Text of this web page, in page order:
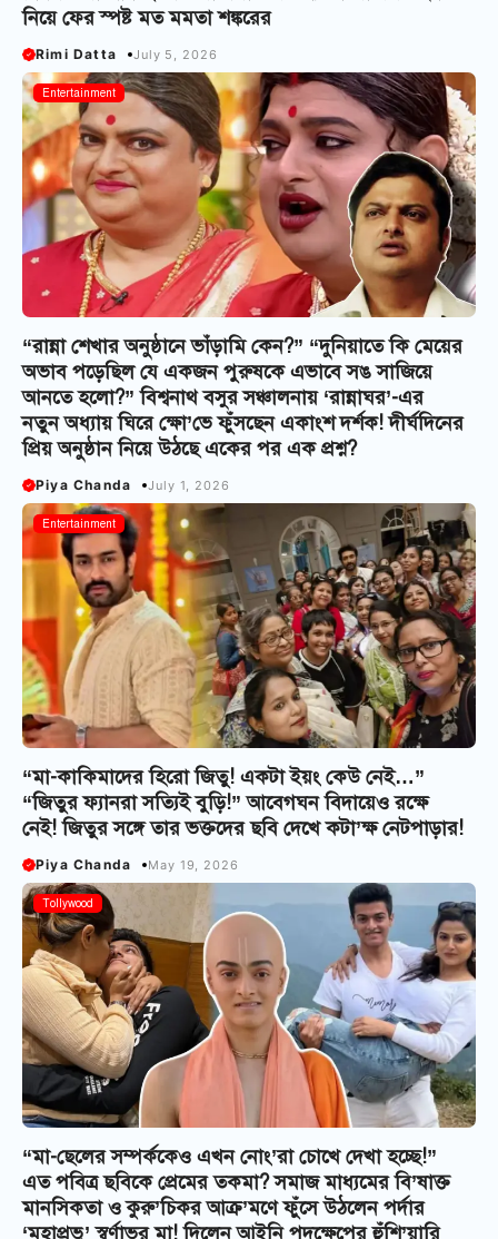
নিয়ে ফের স্পষ্ট মত মমতা শঙ্করের
Rimi Datta July 5, 2026
Entertainment
“রান্না শেখার অনুষ্ঠানে ভাঁড়ামি কেন?” “দুনিয়াতে কি মেয়ের
অভাব পড়েছিল যে একজন পুরুষকে এভাবে সঙ সাজিয়ে
আনতে হলো?” বিশ্বনাথ বসুর সঞ্চালনায় ‘রান্নাঘর’-এর
নতুন অধ্যায় ঘিরে ক্ষো’ভে ফুঁসছেন একাংশ দর্শক! দীর্ঘদিনের
প্রিয় অনুষ্ঠান নিয়ে উঠছে একের পর এক প্রশ্ন?
Piya Chanda July 1, 2026
Entertainment
“মা-কাকিমাদের হিরো জিতু! একটা ইয়ং কেউ নেই…”
“জিতুর ফ্যানরা সত্যিই বুড়ি!” আবেগঘন বিদায়েও রক্ষে
নেই! জিতুর সঙ্গে তার ভক্তদের ছবি দেখে কটা’ক্ষ নেটপাড়ার!
Piya Chanda May 19, 2026
Tollywood
“মা-ছেলের সম্পর্ককেও এখন নোং’রা চোখে দেখা হচ্ছে!”
এত পবিত্র ছবিকে প্রেমের তকমা? সমাজ মাধ্যমের বি’ষাক্ত
মানসিকতা ও কুরু’চিকর আক্র’মণে ফুঁসে উঠলেন পর্দার
‘মহাপ্রভু’ স্বর্ণাভর মা! দিলেন আইনি পদক্ষেপের হুঁশি’য়ারি